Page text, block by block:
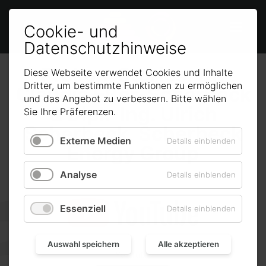

Prokon-Stories: Dr.
Claudia Eßer-Scherbeck
& Dipl.-Ing. Ulrich
Scherbeck, Scherbeck
Energy Group
Cookie- und
Datenschutzhinweise
Diese Webseite verwendet Cookies und Inhalte
Dritter, um bestimmte Funktionen zu ermöglichen
und das Angebot zu verbessern. Bitte wählen
Sie Ihre Präferenzen.
Externe Medien Details einblenden
Analyse Details einblenden
Essenziell Details einblenden
Auswahl speichern Alle akzeptieren